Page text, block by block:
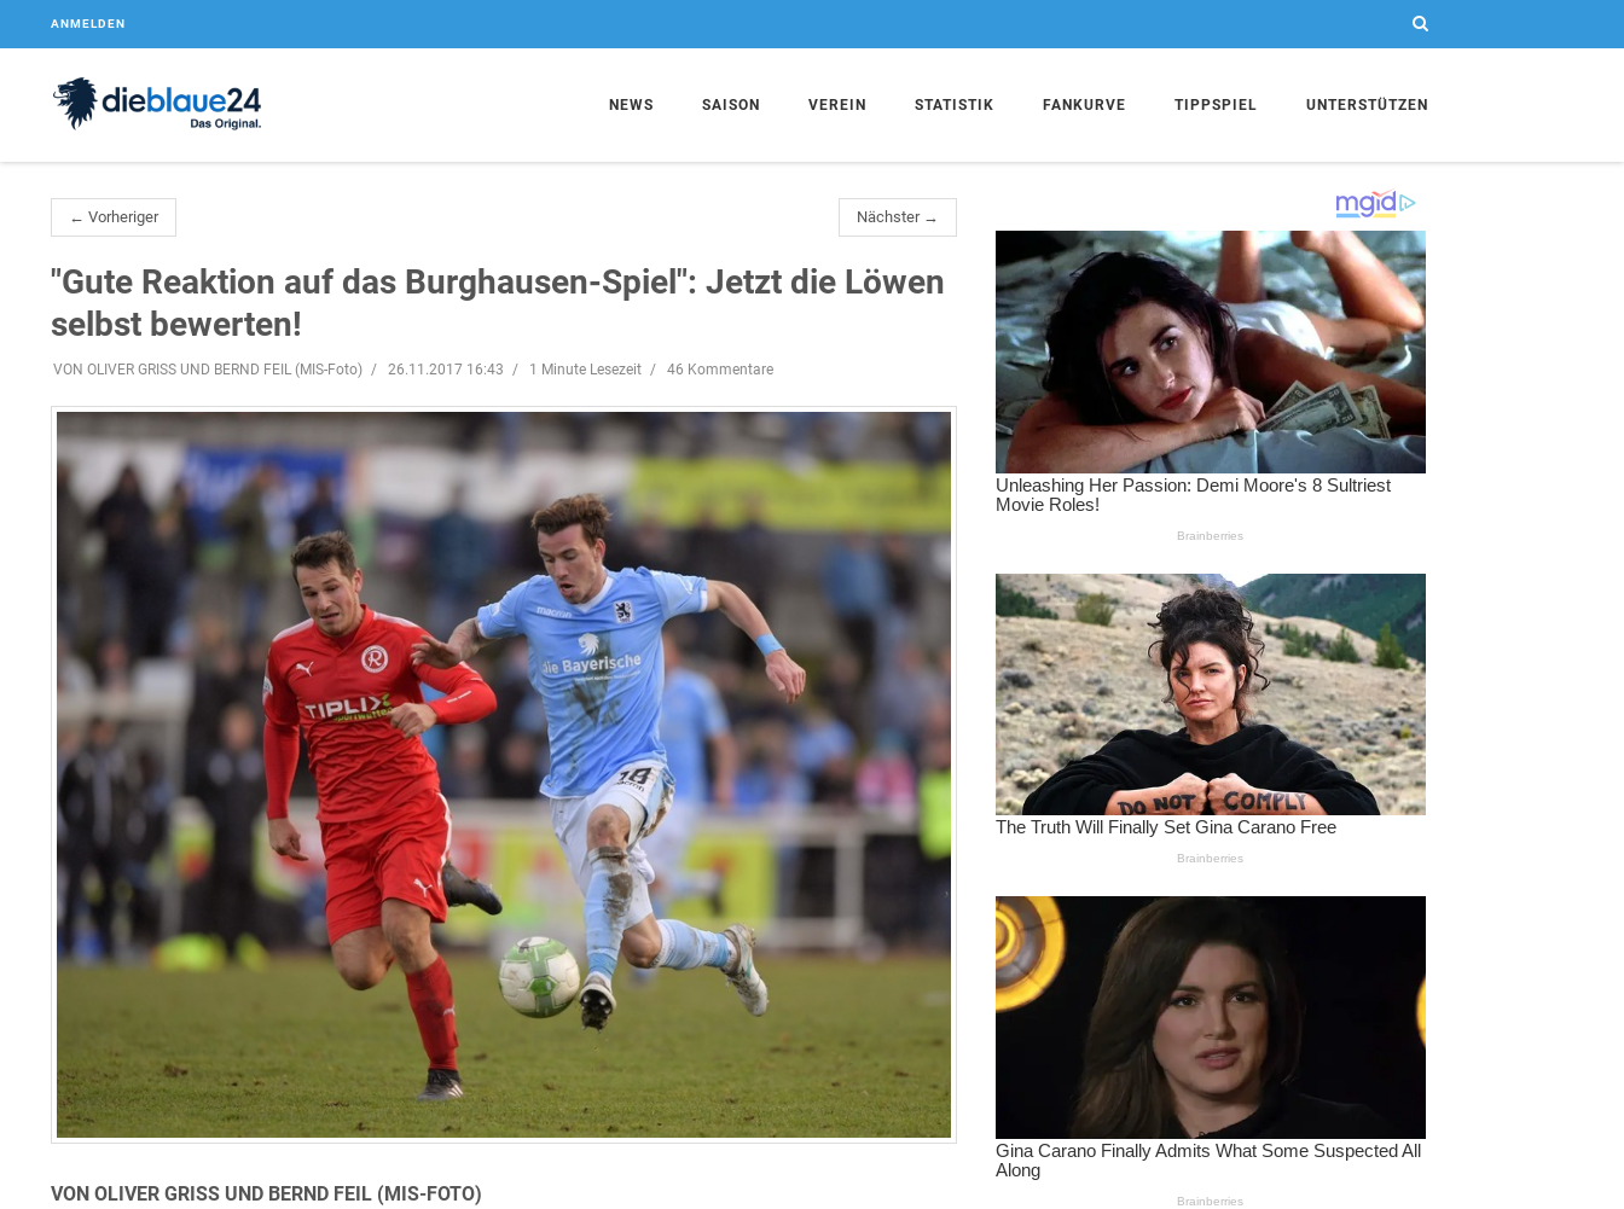
ANMELDEN
NEWS SAISON VEREIN STATISTIK FANKURVE TIPPSPIEL UNTERSTÜTZEN
← Vorheriger Nächster →
"Gute Reaktion auf das Burghausen-Spiel": Jetzt die Löwen
selbst bewerten!
VON OLIVER GRISS UND BERND FEIL (MIS-Foto) 26.11.2017 16:43 1 Minute Lesezeit 46 Kommentare
VON OLIVER GRISS UND BERND FEIL (MIS-FOTO)